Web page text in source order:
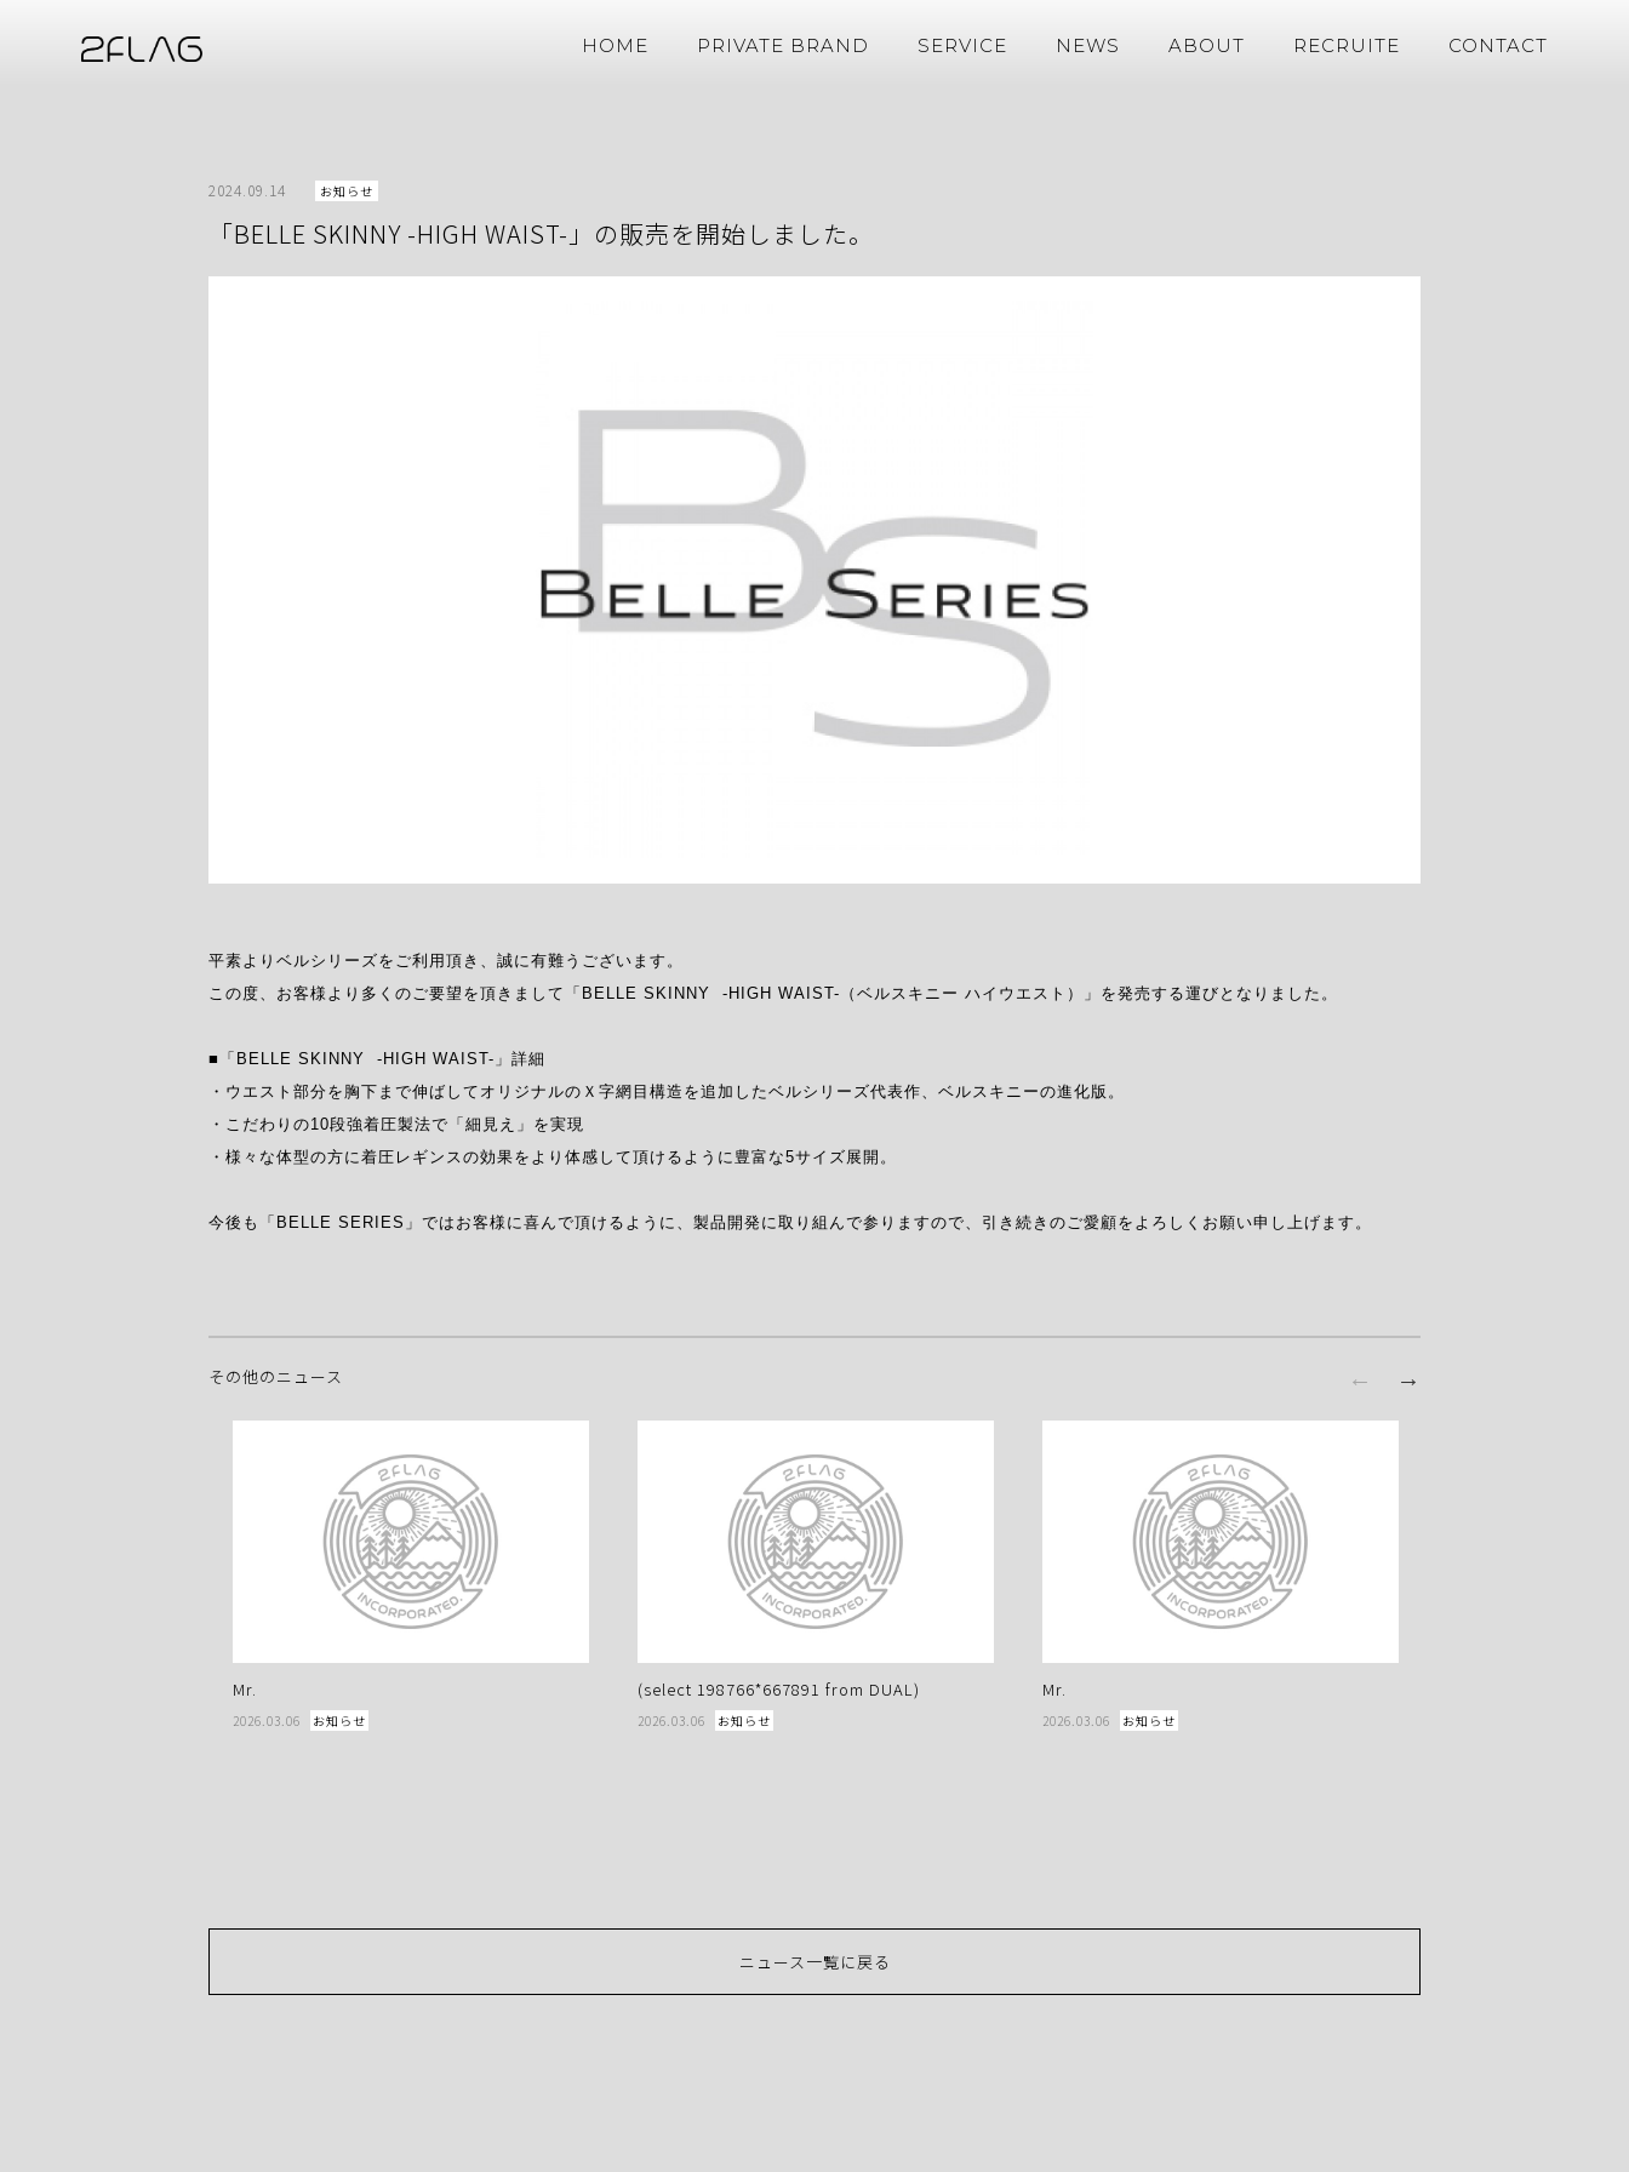
HOME PRIVATE BRAND SERVICE NEWS ABOUT RECRUITE CONTACT
2024.09.14 お知らせ
「BELLE SKINNY -HIGH WAIST-」の販売を開始しました。
平素よりベルシリーズをご利用頂き、誠に有難うございます。
この度、お客様より多くのご要望を頂きまして「BELLE SKINNY  -HIGH WAIST-（ベルスキニー ハイウエスト）」を発売する運びとなりました。
■「BELLE SKINNY  -HIGH WAIST-」詳細
・ウエスト部分を胸下まで伸ばしてオリジナルのＸ字網目構造を追加したベルシリーズ代表作、ベルスキニーの進化版。
・こだわりの10段強着圧製法で「細見え」を実現
・様々な体型の方に着圧レギンスの効果をより体感して頂けるように豊富な5サイズ展開。
今後も「BELLE SERIES」ではお客様に喜んで頂けるように、製品開発に取り組んで参りますので、引き続きのご愛顧をよろしくお願い申し上げます。
その他のニュース
Mr.
2026.03.06 お知らせ
(select 198766*667891 from DUAL)
2026.03.06 お知らせ
Mr.
2026.03.06 お知らせ
ニュース一覧に戻る